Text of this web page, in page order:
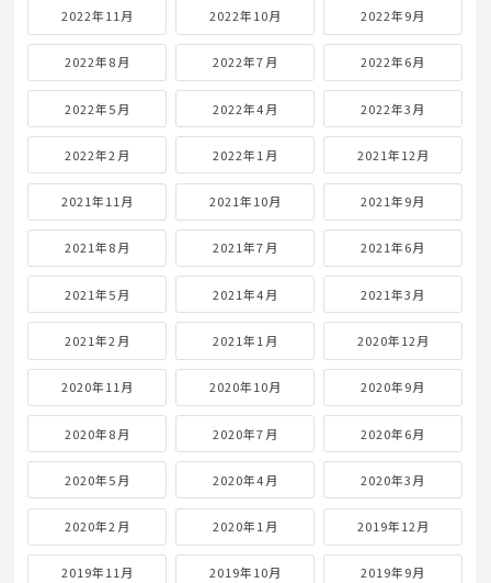
2022年11月 2022年10月 2022年9月
2022年8月 2022年7月 2022年6月
2022年5月 2022年4月 2022年3月
2022年2月 2022年1月 2021年12月
2021年11月 2021年10月 2021年9月
2021年8月 2021年7月 2021年6月
2021年5月 2021年4月 2021年3月
2021年2月 2021年1月 2020年12月
2020年11月 2020年10月 2020年9月
2020年8月 2020年7月 2020年6月
2020年5月 2020年4月 2020年3月
2020年2月 2020年1月 2019年12月
2019年11月 2019年10月 2019年9月